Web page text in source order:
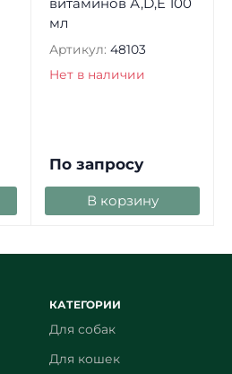
мл
Артикул: 48103
Нет в наличии
По запросу
В корзину
КАТЕГОРИИ
Для собак
Для кошек